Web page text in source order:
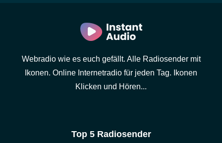
Webradio wie es euch gefällt. Alle Radiosender mit
Ikonen. Online Internetradio für jeden Tag. Ikonen
Klicken und Hören...
Top 5 Radiosender